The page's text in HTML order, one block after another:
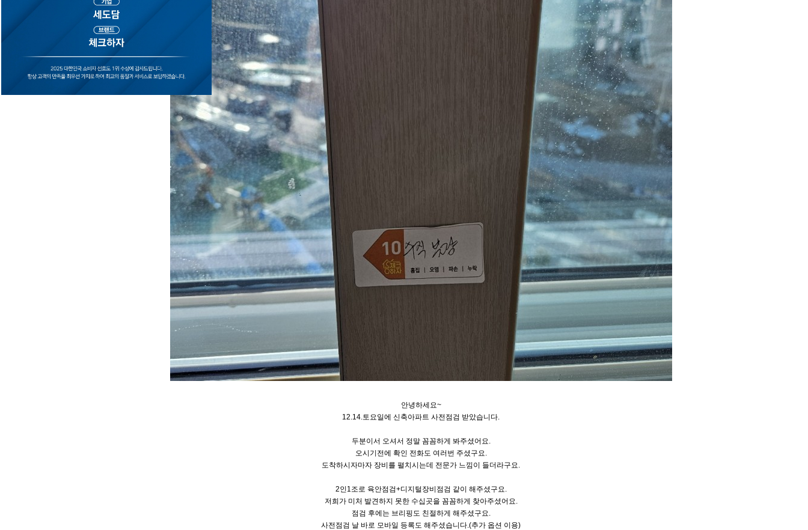
안녕하세요~
12.14.토요일에 신축아파트 사전점검 받았습니다.
두분이서 오셔서 정말 꼼꼼하게 봐주셨어요.
오시기전에 확인 전화도 여러번 주셨구요.
도착하시자마자 장비를 펼치시는데 전문가 느낌이 들더라구요.
2인1조로 육안점검+디지털장비점검 같이 해주셨구요.
저희가 미처 발견하지 못한 수십곳을 꼼꼼하게 찾아주셨어요.
점검 후에는 브리핑도 친절하게 해주셨구요.
사전점검 날 바로 모바일 등록도 해주셨습니다.(추가 옵션 이용)